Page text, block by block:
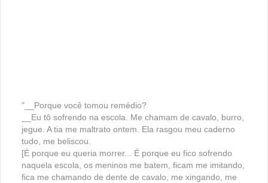
"__Porque você tomou remédio?
__Eu tô sofrendo na escola. Me chamam de cavalo, burro,
jegue. A tia me maltrato ontem. Ela rasgou meu caderno
tudo, me beliscou.
[É porque eu queria morrer... É porque eu fico sofrendo
naquela escola, os meninos me batem, ficam me imitando,
fica me chamando de dente de cavalo, me xingando, me